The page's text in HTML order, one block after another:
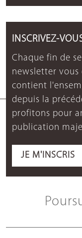
INSCRIVEZ-
Chaque fin de
newsletter vous
contient
depuis la
profitons pour
publication
JE M'INSCRIS